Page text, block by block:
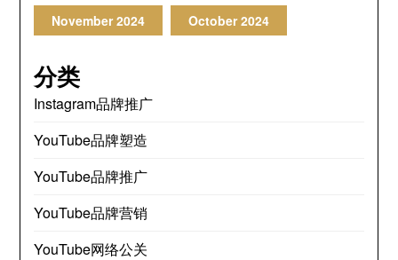
November2024 October2024
分类
Instagram品牌推广
YouTube品牌塑造
YouTube品牌推广
YouTube品牌营销
YouTube网络公关